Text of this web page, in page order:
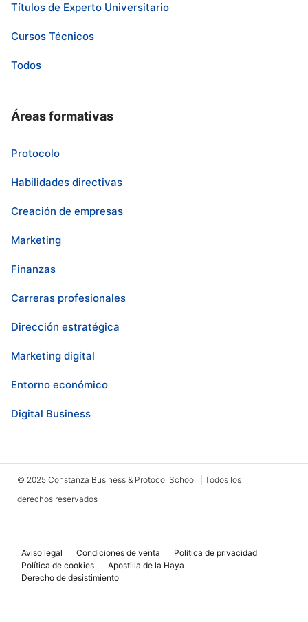
Títulos de Experto Universitario
Cursos Técnicos
Todos
Áreas formativas
Protocolo
Habilidades directivas
Creación de empresas
Marketing
Finanzas
Carreras profesionales
Dirección estratégica
Marketing digital
Entorno económico
Digital Business
© 2025 Constanza Business & Protocol School | Todos los
derechos reservados
Aviso legal Condiciones de venta
Política de privacidad
Política de cookies
Apostilla de la Haya
Derecho de desistimiento